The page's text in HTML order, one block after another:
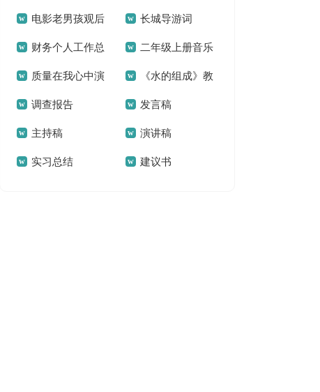
报告集合5篇 感9篇
电影老男孩观后
感
长城导游词
财务个人工作总
结15篇
二年级上册音乐
教学计划集合9篇
质量在我心中演
讲稿
《水的组成》教
学反思9篇
调查报告 发言稿
主持稿 演讲稿
实习总结 建议书